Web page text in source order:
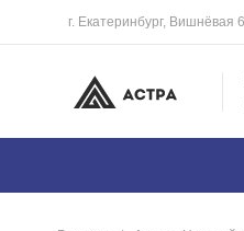
г. Екатеринбург, Вишнёвая